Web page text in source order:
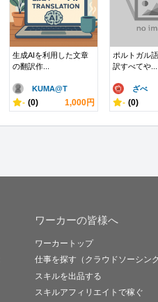
生成AIを利用した文章
の翻訳作...
KUMA@T
- (0) 1,000円
ポルトガル
訳すべてや...
ざべ
- (0)
ワーカーの皆様へ
ワーカートップ
仕事を探す（クラウドソーシング
スキルを出品する
スキルアフィリエイトで稼ぐ